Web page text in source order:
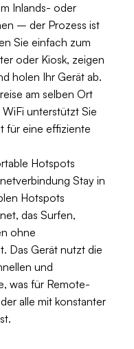
Inlands- oder
– der Prozess ist
Sie einfach zum
oder Kiosk, zeigen
holen Ihr Gerät ab.
am selben Ort
unterstützt Sie
für eine effiziente
Hotspots
Stay in
Hotspots
das Surfen,
ohne
Das Gerät nutzt die
und
was für Remote-
alle mit konstanter